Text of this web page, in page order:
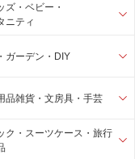
ズ・ベビー・
ニティ
ガーデン・DIY
品雑貨・文房具・手芸
ク・スーツケース・旅行